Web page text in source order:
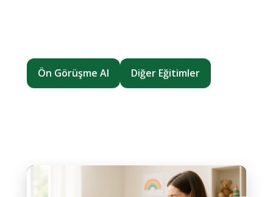
Ön Görüşme Al Diğer Eğitimler